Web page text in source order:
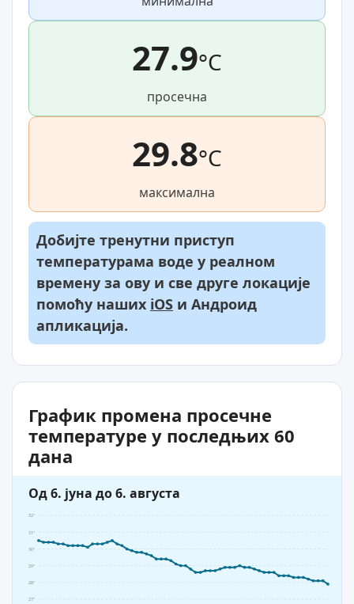
27.9°C
просечна
29.8°C
максимална
Добијте тренутни приступ
температурама воде у реалном
времену за ову и све друге локације
помоћу наших iOS и Андроид
апликација.
График промена просечне
температуре у последњих 60
дана
Од 6. јуна до 6. августа
27°
28°
29°
30°
31°
32°